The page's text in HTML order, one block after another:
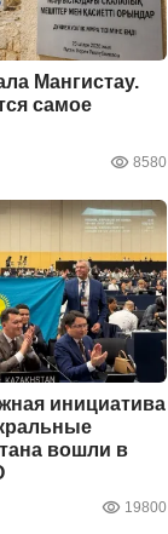
Мангистау.
самое
8580
инициатива
вошли в
19800